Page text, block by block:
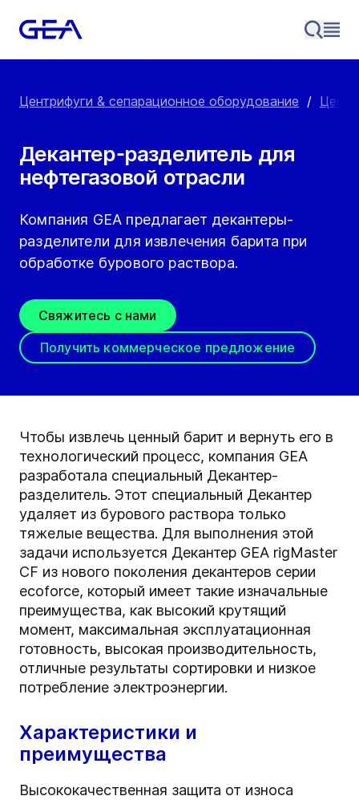
Центрифуги & сепарационное оборудование /
Декантер-разделитель для
нефтегазовой отрасли
Компания GEA предлагает декантеры-
разделители для извлечения барита при
обработке бурового раствора.
Свяжитесь с нами
Получить коммерческое предложение
Чтобы извлечь ценный барит и вернуть его в
технологический процесс, компания GEA
разработала специальный Декантер-
разделитель. Этот специальный Декантер
удаляет из бурового раствора только
тяжелые вещества. Для выполнения этой
задачи используется Декантер GEA rigMaster
CF из нового поколения декантеров серии
ecoforce, который имеет такие изначальные
преимущества, как высокий крутящий
момент, максимальная эксплуатационная
готовность, высокая производительность,
отличные результаты сортировки и низкое
потребление электроэнергии.
Характеристики и
преимущества
Высококачественная защита от износа